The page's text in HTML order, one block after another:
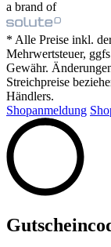
a brand of
* Alle Preise inkl.
Mehrwertsteuer,
Gewähr.
Streichpreise
Händlers.
Shopanmeldung